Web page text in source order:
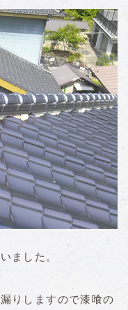
ました。
りしますので漆喰の